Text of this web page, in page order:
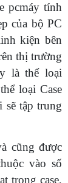
pcmáy tính
của bộ PC
kiện bên
thị trường
là thể loại
loại Case
sẽ tập trung
cũng được
vào số
trong case,